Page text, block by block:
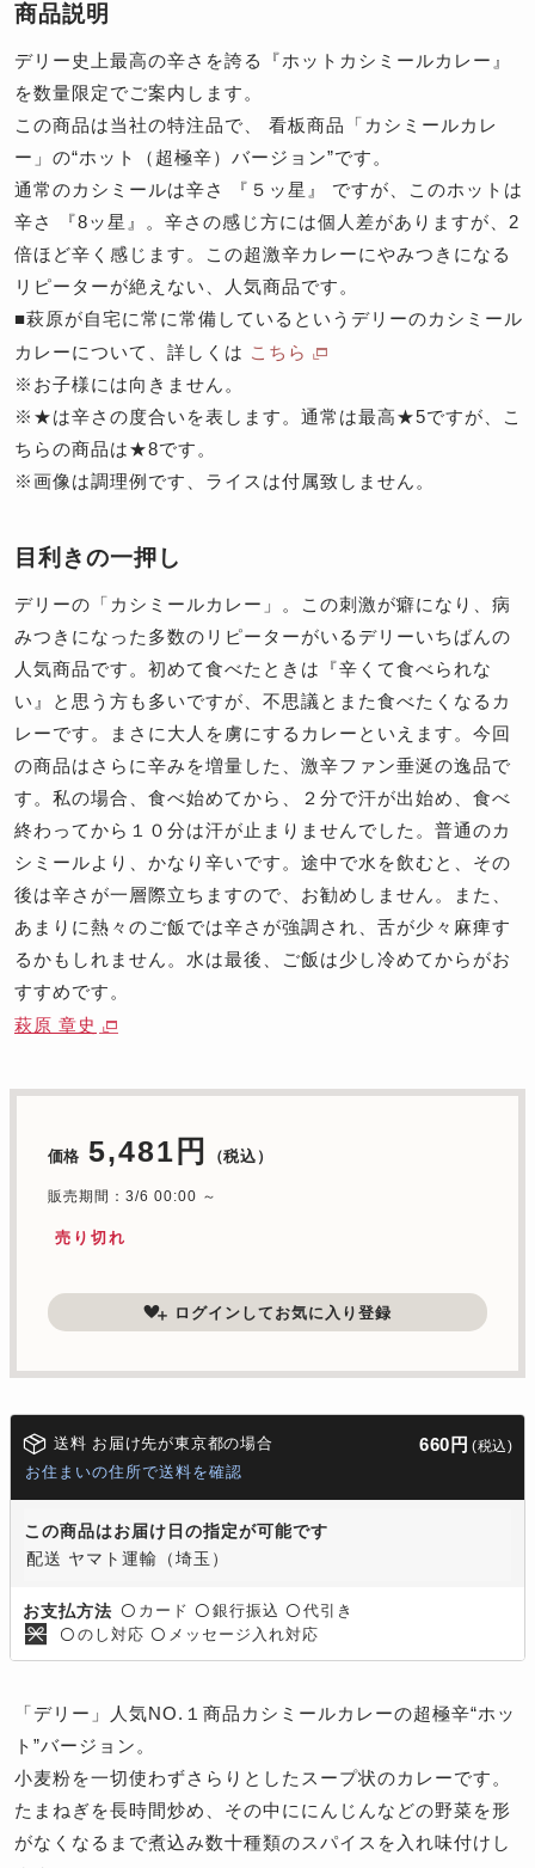
商品説明
デリー史上最高の辛さを誇る『ホットカシミールカレー』
を数量限定でご案内します。
この商品は当社の特注品で、 看板商品「カシミールカレ
ー」の“ホット（超極辛）バージョン”です。
通常のカシミールは辛さ 『５ッ星』 ですが、このホットは
辛さ 『8ッ星』。辛さの感じ方には個人差がありますが、2
倍ほど辛く感じます。この超激辛カレーにやみつきになる
リピーターが絶えない、人気商品です。
■萩原が自宅に常に常備しているというデリーのカシミール
カレーについて、詳しくは こちら
※お子様には向きません。
※★は辛さの度合いを表します。通常は最高★5ですが、こ
ちらの商品は★8です。
※画像は調理例です、ライスは付属致しません。
目利きの一押し
デリーの「カシミールカレー」。この刺激が癖になり、病
みつきになった多数のリピーターがいるデリーいちばんの
人気商品です。初めて食べたときは『辛くて食べられな
い』と思う方も多いですが、不思議とまた食べたくなるカ
レーです。まさに大人を虜にするカレーといえます。今回
の商品はさらに辛みを増量した、激辛ファン垂涎の逸品で
す。私の場合、食べ始めてから、２分で汗が出始め、食べ
終わってから１０分は汗が止まりませんでした。普通のカ
シミールより、かなり辛いです。途中で水を飲むと、その
後は辛さが一層際立ちますので、お勧めしません。また、
あまりに熱々のご飯では辛さが強調され、舌が少々麻痺す
るかもしれません。水は最後、ご飯は少し冷めてからがお
すすめです。
萩原 章史
価格 5,481円 （税込）
販売期間：3/6 00:00 ～
売り切れ
ログインしてお気に入り登録
送料 お届け先が東京都の場合 660円 (税込)
お住まいの住所で送料を確認
この商品はお届け日の指定が可能です
配送 ヤマト運輸（埼玉）
お支払方法 〇 カード 〇 銀行振込 〇 代引き
〇 のし対応 〇 メッセージ入れ対応
「デリー」人気NO.１商品カシミールカレーの超極辛“ホッ
ト”バージョン。
小麦粉を一切使わずさらりとしたスープ状のカレーです。
たまねぎを長時間炒め、その中ににんじんなどの野菜を形
がなくなるまで煮込み数十種類のスパイスを入れ味付けし